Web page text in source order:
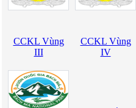
CCKL Vùng
III
CCKL Vùng
IV